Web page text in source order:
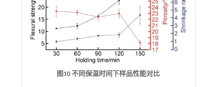
图10 不同保温时间下样品性能对比